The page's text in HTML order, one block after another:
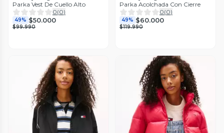
Parka Vest De Cuello Alto
0(0)
49% $50.000
$99.990
Parka Acolchada Con Cierre
0(0)
49% $60.000
$119.990